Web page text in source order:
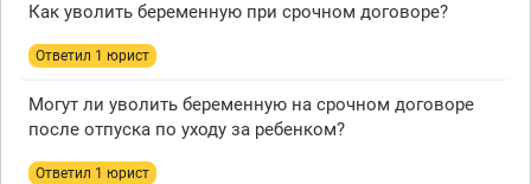
Как уволить беременную при срочном договоре?
Ответил 1 юрист
Могут ли уволить беременную на срочном договоре
после отпуска по уходу за ребенком?
Ответил 1 юрист